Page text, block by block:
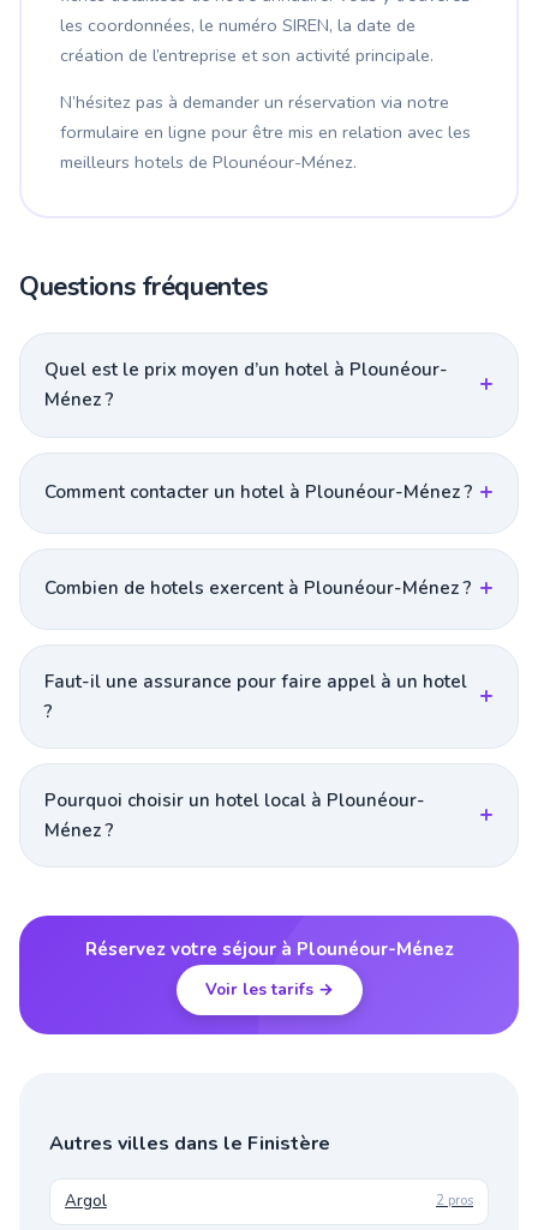
les coordonnées, le numéro SIREN, la date de
création de l’entreprise et son activité principale.
N’hésitez pas à demander un réservation via notre
formulaire en ligne pour être mis en relation avec les
meilleurs hotels de Plounéour-Ménez.
Questions fréquentes
Quel est le prix moyen d’un hotel à Plounéour-
Ménez ?
Comment contacter un hotel à Plounéour-Ménez ?
Combien de hotels exercent à Plounéour-Ménez ?
Faut-il une assurance pour faire appel à un hotel
?
Pourquoi choisir un hotel local à Plounéour-
Ménez ?
Réservez votre séjour à Plounéour-Ménez
Voir les tarifs →
Autres villes dans le Finistère
Argol 2 pros